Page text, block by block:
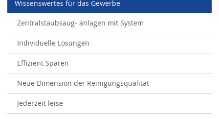
Wissenswertes für das Gewerbe
Zentralstaubsaug- anlagen mit System
Individuelle Lösungen
Effizient Sparen
Neue Dimension der Reinigungsqualität
Jederzeit leise